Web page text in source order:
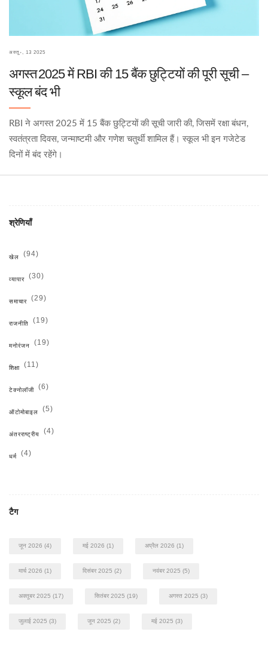
अक्तू॰, 13 2025
अगस्त 2025 में RBI की 15 बैंक छुट्टियों की पूरी सूची –
स्कूल बंद भी
RBI ने अगस्त 2025 में 15 बैंक छुट्टियों की सूची जारी की, जिसमें रक्षा बंधन,
स्वतंत्रता दिवस, जन्माष्टमी और गणेश चतुर्थी शामिल हैं। स्कूल भी इन गजेटेड
दिनों में बंद रहेंगे।
श्रेणियाँ
खेल (94)
व्यापार (30)
समाचार (29)
राजनीति (19)
मनोरंजन (19)
शिक्षा (11)
टेक्नोलॉजी (6)
ऑटोमोबाइल (5)
अंतरराष्ट्रीय (4)
धर्म (4)
टैग
जून 2026 (4) मई 2026 (1) अप्रैल 2026 (1)
मार्च 2026 (1) दिसंबर 2025 (2) नवंबर 2025 (5)
अक्तूबर 2025 (17) सितंबर 2025 (19) अगस्त 2025 (3)
जुलाई 2025 (3) जून 2025 (2) मई 2025 (3)